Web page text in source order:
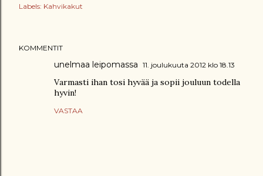
Labels: Kahvikakut
KOMMENTIT
unelmaa leipomassa 11. joulukuuta 2012 klo 18.13
Varmasti ihan tosi hyvää ja sopii jouluun todella
hyvin!
VASTAA